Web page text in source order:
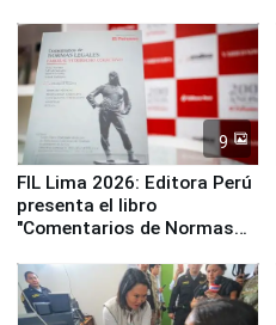
Panamericanos Lima 2027
9
FIL Lima 2026: Editora Perú
presenta el libro
"Comentarios de Normas
Derecho Colectivo"